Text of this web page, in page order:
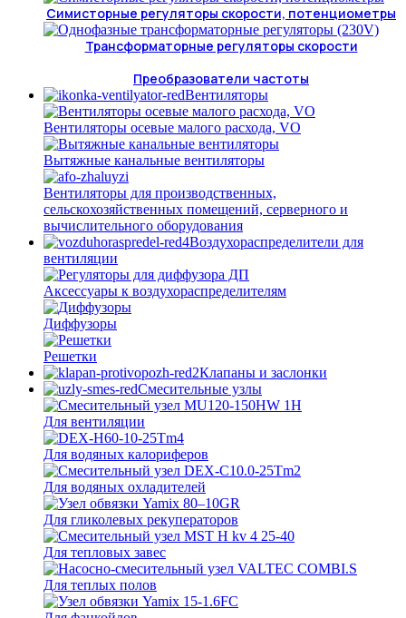
Симисторные регуляторы скорости, потенциометры
Трансформаторные регуляторы скорости
Преобразователи частоты
Вентиляторы
Вентиляторы осевые малого расхода, VO
Вытяжные канальные вентиляторы
Вентиляторы для производственных,
сельскохозяйственных помещений, серверного и
вычислительного оборудования
Воздухораспределители для
вентиляции
Аксессуары к воздухораспределителям
Диффузоры
Решетки
Клапаны и заслонки
Смесительные узлы
Для вентиляции
Для водяных калориферов
Для водяных охладителей
Для гликолевых рекуператоров
Для тепловых завес
Для теплых полов